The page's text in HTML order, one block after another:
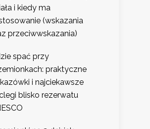
i kiedy ma
(wskazania
przeciwwskazania)
spać przy
praktyczne
i najciekawsze
blisko rezerwatu